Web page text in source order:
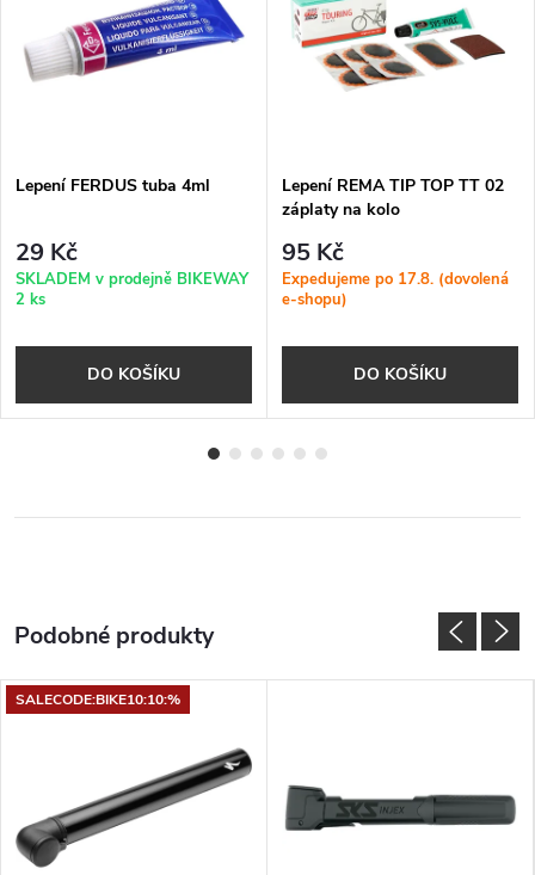
Lepení FERDUS tuba 4ml
29 Kč
SKLADEM v prodejně BIKEWAY
2 ks
DO KOŠÍKU
Lepení REMA TIP TOP TT 02
záplaty na kolo
95 Kč
Expedujeme po 17.8. (dovolená
e-shopu)
DO KOŠÍKU
SALECODE:BIKE10:10:%